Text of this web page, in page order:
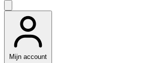
Mijn account